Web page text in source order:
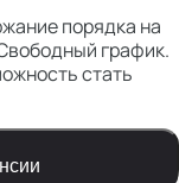
порядка на
график.
стать